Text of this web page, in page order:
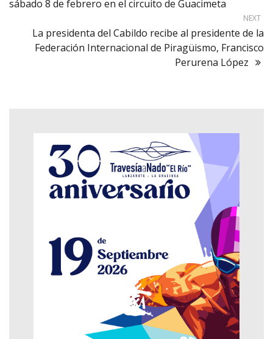
sábado 8 de febrero en el circuito de Guacimeta
NEXT
La presidenta del Cabildo recibe al presidente de la
Federación Internacional de Piragüismo, Francisco
Perurena López